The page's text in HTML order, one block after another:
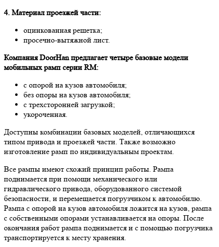
4. Материал проезжей части:
оцинкованная решетка;
просечно-вытяжной лист.
Компания DoorHan предлагает четыре базовые модели
мобильных рамп серии RM:
с опорой на кузов автомобиля;
без опоры на кузов автомобиля;
с трехсторонней загрузкой;
укороченная.
Доступны комбинации базовых моделей, отличающихся
типом привода и проезжей части. Также возможно
изготовление рамп по индивидуальным проектам.
Все рампы имеют схожий принцип работы. Рампа
поднимается при помощи механического или
гидравлического привода, оборудованного системой
безопасности, и перемещается погрузчиком к автомобилю.
Рампа с опорой на кузов автомобиля ложится на кузов, рампа
с собственными опорами устанавливается на опоры. После
окончания работ рампа поднимается и с помощью погрузчика
транспортируется к месту хранения.